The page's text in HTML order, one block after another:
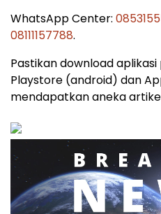
WhatsApp Center:
08111157788.
Pastikan download
Playstore (android) dan
mendapatkan aneka